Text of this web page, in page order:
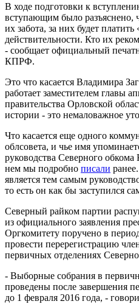
В ходе подготовки к
вступающим было разъяснено,
их забота, за них будет
действительности. Кто их
- сообщает официальный
КПРФ.
Это что касается Владимира
работает заместителем главы
правительства Орловской
истории - это немаловажное
Что касается еще одного
облсовета, и чье имя
руководства Северного
нем мы подробно писали
является тем самым
то есть он как бы заступился
Северный райком партии
из официального заявления
Оргкомитету поручено в
провести перерегистрацию
первичных отделениях
- Выборные собрания в
проведены после завершения
до 1 февраля 2016 года, -